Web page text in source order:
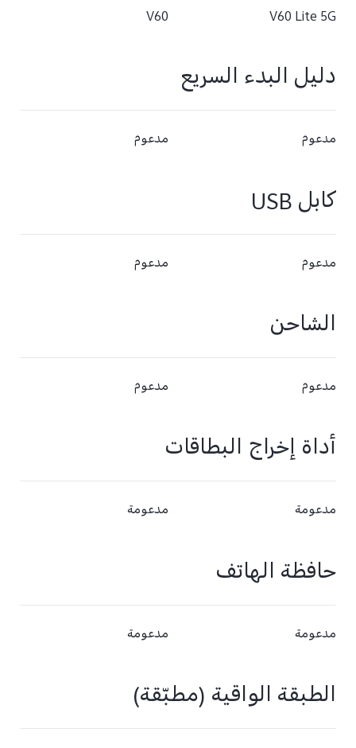
V60 Lite 5G
V60
دليل البدء السريع
مدعوم مدعوم
كابل USB
مدعوم مدعوم
الشاحن
مدعوم مدعوم
أداة إخراج البطاقات
مدعومة مدعومة
حافظة الهاتف
مدعومة مدعومة
الطبقة الواقية (مطبّقة)